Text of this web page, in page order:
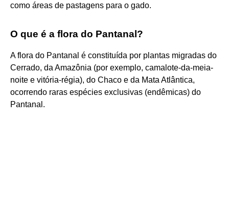
como áreas de pastagens para o gado.
O que é a flora do Pantanal?
A flora do Pantanal é constituída por plantas migradas do
Cerrado, da Amazônia (por exemplo, camalote-da-meia-
noite e vitória-régia), do Chaco e da Mata Atlântica,
ocorrendo raras espécies exclusivas (endêmicas) do
Pantanal.